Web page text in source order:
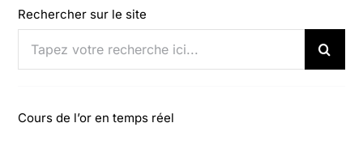
Rechercher sur le site
Cours de l’or en temps réel